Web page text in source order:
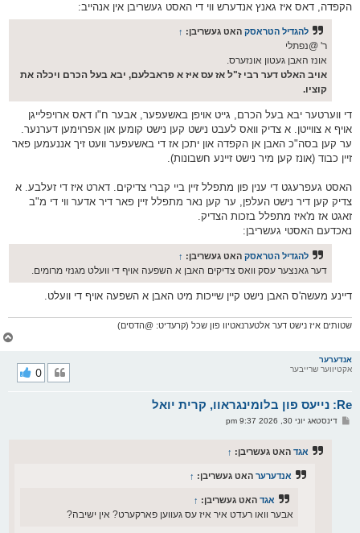
הקפדה, דאס איז גאנץ אנדערש ווי די האסט געשריבן אין אנהייב:
להגדיל הטראסק האט געשריבן: ↑
ר' @נפתלי
אונז האבן געטון אונזערס.
אויב האלט דער רבי ז"ל אז עס איז א פראבלעם, יבא בעל הכרם ויכלה את
קוציו.
די ווערטער יבא בעל הכרם, גייט אויפן באשעפער, אבער ח"ו דאס ארויפלייגן
אויף א צווייטן. א צדיק וואס לעבט נישט קען נישט קומען און אפרוימען דערנער.
ער קען בסה"כ האבן אן הקפדה און יתכן אז די באשעפער וועט זיך אננעמען פאר
זיין כבוד (אונז קען מיר נישט זיינע חשבונות).
האסט געפרעגט די ענין פון מתפלל זיין ביי קברי צדיקים. דארט איז די זעלבע. א
צדיק קען דיר נישט העלפן, ער קען נאר מתפלל זיין פאר דיר אדער ווי די מ"ב
זאגט אז מ'איז מתפלל בזכות הצדיק.
נאכדעם האסטי געשריבן:
להגדיל הטראסק האט געשריבן: ↑
דער גאנצער עסק וואס צדיקים האבן א השפעה אויף די וועלט מגנזי מרומים.
דיינע מעשה'ס האבן נישט קיין שייכות מיט האבן א השפעה אויף די וועלט.
שטותים איז נישט דער אלטערנאטיוו פון שכל (קרעדיט: @הדסים)
אנדערער
אקטיווער שרייבער
Re: נייעס פון בלומינגראוו, קרית יואל
0
פדינסטאג יוני 30, 2026 9:37 pm
אגד האט געשריבן: ↑
אנדערער האט געשריבן: ↑
אגד האט געשריבן: ↑
אבער װאו רעדט איר איז עס געווען פארקערט? אין ישיבה?